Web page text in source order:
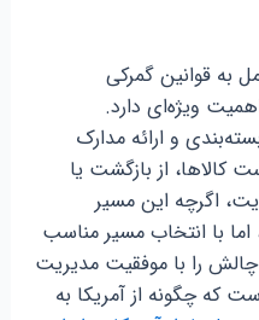
به قوانین گمرکی
ویژه‌ای دارد.
و ارائه مدارک
کالاها، از بازگشت یا
اگرچه این مسیر
با انتخاب مسیر مناسب
را با موفقیت مدیریت
که چگونه از آمریکا به